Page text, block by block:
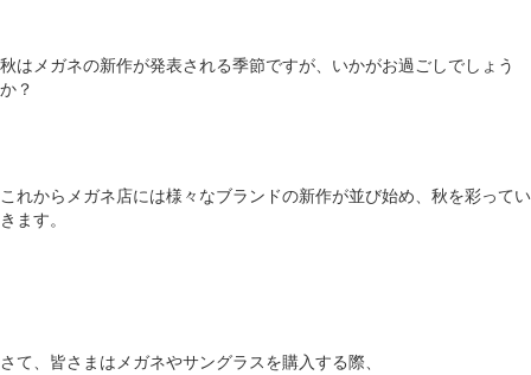
秋はメガネの新作が発表される季節ですが、いかがお過ごしでしょう
か？
これからメガネ店には様々なブランドの新作が並び始め、秋を彩ってい
きます。
さて、皆さまはメガネやサングラスを購入する際、